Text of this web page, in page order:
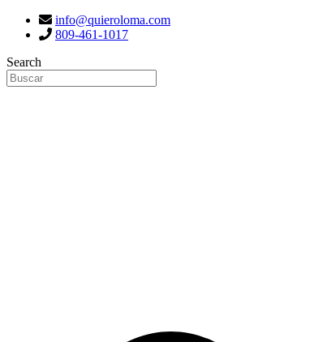
info@quieroloma.com
809-461-1017
Search